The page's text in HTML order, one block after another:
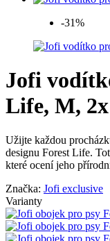
-31%
Jofi
Life, M,
Užijte každou
designu Forest Life.
které ocení jeho
Značka: Jofi exclusive
Varianty